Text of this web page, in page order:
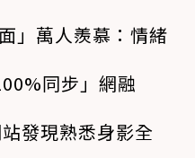
」萬人羨慕：情緒
同步」網融
發現熟悉身影全